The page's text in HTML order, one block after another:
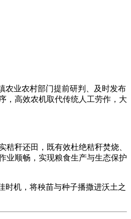
农业农村部门提前研判、及时发布
，高效农机取代传统人工劳作，大
秆还田，既有效杜绝秸秆焚烧、
业顺畅，实现粮食生产与生态保护
时机，将秧苗与种子播撒进沃土之